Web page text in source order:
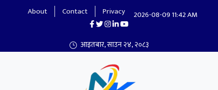
About Contact Privacy 2026-08-09 11:42 AM
आइतबार, साउन २४, २०८३